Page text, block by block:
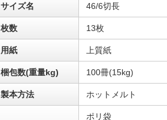
サイズ名 46/6切長
枚数 13枚
用紙 上質紙
梱包数(重量kg) 100冊(15kg)
製本方法 ホットメルト
ポリ袋